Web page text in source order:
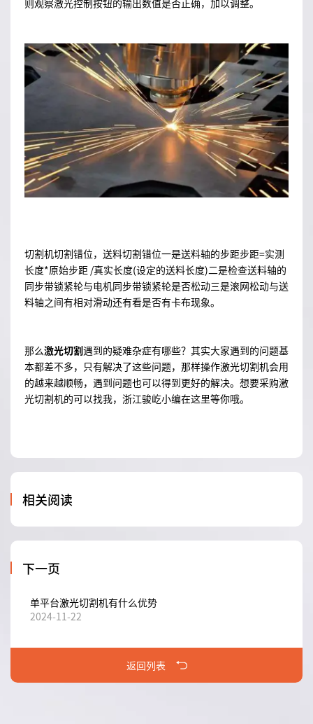
则观察激光控制按钮的输出数值是否正确，加以调整。
切割机切割错位，送料切割错位一是送料轴的步距步距=实测
长度*原始步距 /真实长度(设定的送料长度)二是检查送料轴的
同步带锁紧轮与电机同步带锁紧轮是否松动三是滚网松动与送
料轴之间有相对滑动还有看是否有卡布现象。
那么激光切割遇到的疑难杂症有哪些？其实大家遇到的问题基
本都差不多，只有解决了这些问题，那样操作激光切割机会用
的越来越顺畅，遇到问题也可以得到更好的解决。想要采购激
光切割机的可以找我，浙江骏屹小编在这里等你哦。
相关阅读
下一页
单平台激光切割机有什么优势
2024-11-22
返回列表